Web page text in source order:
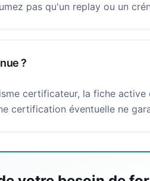
pas qu'un replay ou un
?
certificateur, la fiche
certification éventuelle ne